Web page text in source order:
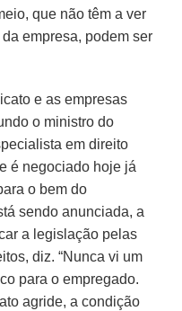
que não têm a ver
empresa, podem ser
e as empresas
o ministro do
em direito
é negociado hoje já
o bem do
sendo anunciada, a
a legislação pelas
diz. “Nunca vi um
para o empregado.
agride, a condição